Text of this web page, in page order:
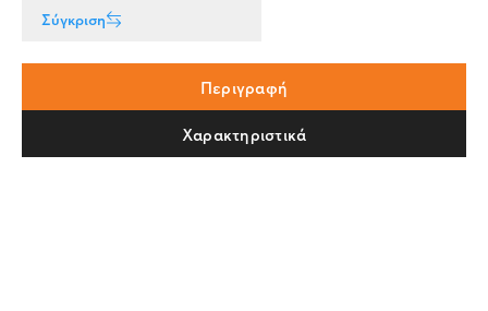
Σύγκριση
Περιγραφή
Χαρακτηριστικά